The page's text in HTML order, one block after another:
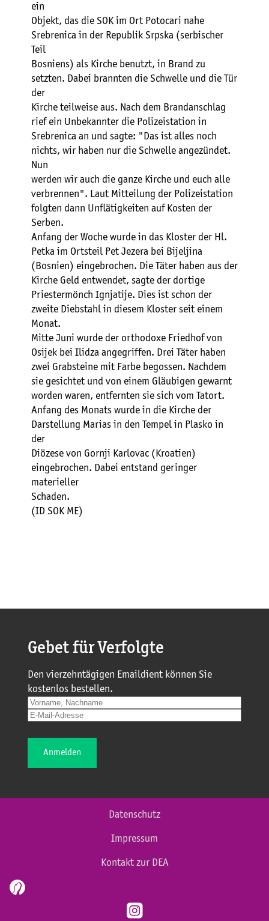
ein
Objekt, das die SOK im Ort Potocari nahe
Srebrenica in der Republik Srpska (serbischer
Teil
Bosniens) als Kirche benutzt, in Brand zu
setzten. Dabei brannten die Schwelle und die Tür
der
Kirche teilweise aus. Nach dem Brandanschlag
rief ein Unbekannter die Polizeistation in
Srebrenica an und sagte: "Das ist alles noch
nichts, wir haben nur die Schwelle angezündet.
Nun
werden wir auch die ganze Kirche und euch alle
verbrennen". Laut Mitteilung der Polizeistation
folgten dann Unflätigkeiten auf Kosten der
Serben.
Anfang der Woche wurde in das Kloster der Hl.
Petka im Ortsteil Pet Jezera bei Bijeljina
(Bosnien) eingebrochen. Die Täter haben aus der
Kirche Geld entwendet, sagte der dortige
Priestermönch Ignjatije. Dies ist schon der
zweite Diebstahl in diesem Kloster seit einem
Monat.
Mitte Juni wurde der orthodoxe Friedhof von
Osijek bei Ilidza angegriffen. Drei Täter haben
zwei Grabsteine mit Farbe begossen. Nachdem
sie gesichtet und von einem Gläubigen gewarnt
worden waren, entfernten sie sich vom Tatort.
Anfang des Monats wurde in die Kirche der
Darstellung Marias in den Tempel in Plasko in
der
Diözese von Gornji Karlovac (Kroatien)
eingebrochen. Dabei entstand geringer
materieller
Schaden.
(ID SOK ME)
Gebet für Verfolgte
Den vierzehntägigen Emaildient können Sie
kostenlos bestellen.
Anmelden
Datenschutz
Impressum
Kontakt zur DEA